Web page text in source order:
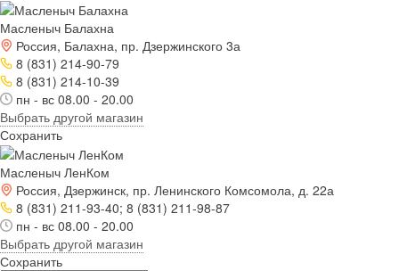
Масленыч Балахна
Россия, Балахна, пр. Дзержинского 3а
8 (831) 214-90-79
8 (831) 214-10-39
пн - вс 08.00 - 20.00
Выбрать другой магазин
Сохранить
Масленыч ЛенКом
Россия, Дзержинск, пр. Ленинского Комсомола, д. 22а
8 (831) 211-93-40; 8 (831) 211-98-87
пн - вс 08.00 - 20.00
Выбрать другой магазин
Сохранить